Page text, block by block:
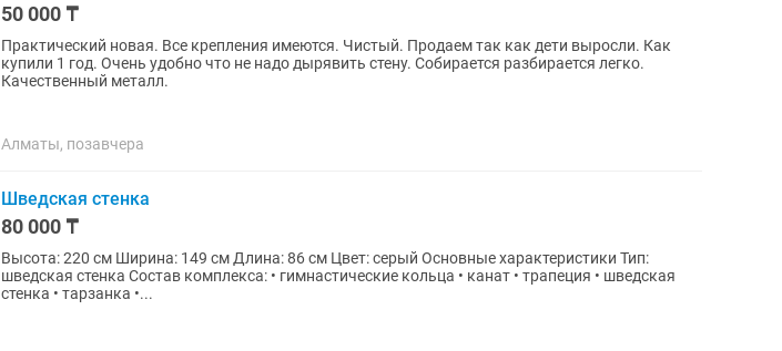
50 000 ₸
Практический новая. Все крепления имеются. Чистый. Продаем так как дети выросли. Как
купили 1 год. Очень удобно что не надо дырявить стену. Собирается разбирается легко.
Качественный металл.
Алматы, позавчера
Шведская стенка
80 000 ₸
Высота: 220 см Ширина: 149 см Длина: 86 см Цвет: серый Основные характеристики Тип:
шведская стенка Состав комплекса: • гимнастические кольца • канат • трапеция • шведская
стенка • тарзанка •...